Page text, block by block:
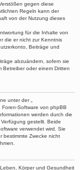
gegen diese
Regeln kann der
von der Nutzung dieses
für die Inhalte von
die er nicht zur Kenntnis
Beiträge und
abzuändern, sofern sie
oder einem Dritten
unter der „
Foren-Software von phpBB
werden durch die
gestellt. Beide
verwendet wird. Sie
bestimmte Zwecke nicht
Körper und Gesundheit